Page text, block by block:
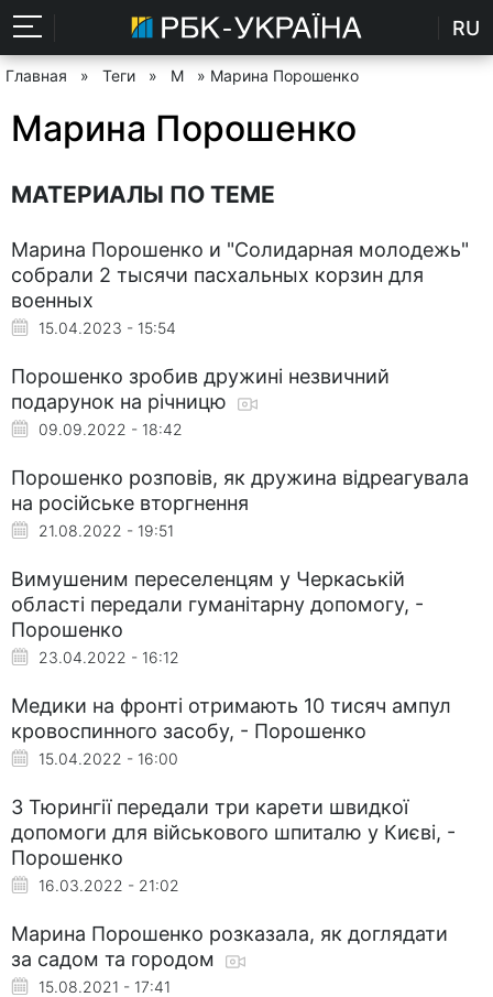
RU
Главная » Теги » М » Марина Порошенко
Марина Порошенко
МАТЕРИАЛЫ ПО ТЕМЕ
Марина Порошенко и "Солидарная молодежь"
собрали 2 тысячи пасхальных корзин для
военных
15.04.2023 - 15:54
Порошенко зробив дружині незвичний
подарунок на річницю
09.09.2022 - 18:42
Порошенко розповів, як дружина відреагувала
на російське вторгнення
21.08.2022 - 19:51
Вимушеним переселенцям у Черкаській
області передали гуманітарну допомогу, -
Порошенко
23.04.2022 - 16:12
Медики на фронті отримають 10 тисяч ампул
кровоспинного засобу, - Порошенко
15.04.2022 - 16:00
З Тюрингії передали три карети швидкої
допомоги для військового шпиталю у Києві, -
Порошенко
16.03.2022 - 21:02
Марина Порошенко розказала, як доглядати
за садом та городом
15.08.2021 - 17:41